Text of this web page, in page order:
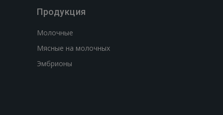
Продукция
Молочные
Мясные на молочных
Эмбрионы